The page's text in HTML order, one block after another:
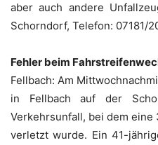
aber auch andere
Schorndorf, Telefon: 07181/
Fehler beim
Fellbach: Am
in Fellbach auf der
Verkehrsunfall, bei dem
verletzt wurde. Ein 41-